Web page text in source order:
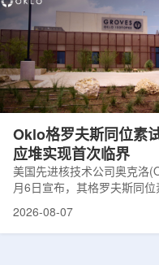
取线上线下结合方式举行，放
分科研人员和研究生参加。
授长期从事肿瘤诊疗靶向放射
开发研究，已主导或参与发表
篇同行评议期刊论文，提交
放射性药物相关专利申请，
款自研放射性药物的临床转
Oklo格罗夫斯同位素
应堆实现首次临界
美国先进核技术公司奥克洛
月6日宣布，其格罗夫斯同位
反应堆已在低功率状态下实现
2026-08-07